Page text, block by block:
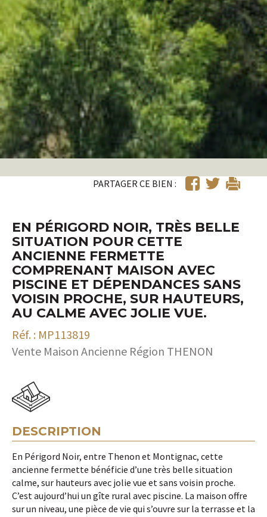
PARTAGER CE BIEN :
EN PÉRIGORD NOIR, TRÈS BELLE
SITUATION POUR CETTE
ANCIENNE FERMETTE
COMPRENANT MAISON AVEC
PISCINE ET DÉPENDANCES SANS
VOISIN PROCHE, SUR HAUTEURS,
AU CALME AVEC JOLIE VUE.
Réf. : MP113819
Vente Maison Ancienne Région THENON
DESCRIPTION
En Périgord Noir, entre Thenon et Montignac, cette
ancienne fermette bénéficie d’une très belle situation
calme, sur hauteurs avec jolie vue et sans voisin proche.
C’est aujourd’hui un gîte rural avec piscine. La maison offre
sur un niveau, une pièce de vie qui s’ouvre sur la terrasse et la